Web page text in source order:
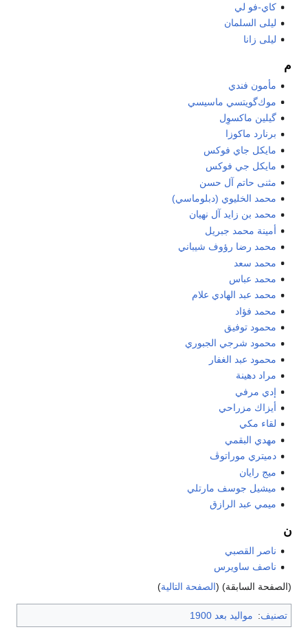
كاي-فو لي
ليلى السلمان
ليلى زانا
م
مأمون فندي
موك‌گويتسي ماسيسي
گيلين ماكسوِل
برنارد ماكوزا
مايكل جاي فوكس
مايكل جي فوكس
مثنى حاتم آل حسن
محمد الخليوي (دبلوماسي)
محمد بن زايد آل نهيان
أمينة محمد جبريل
محمد رضا رؤوف شيباني
محمد سعد
محمد عباس
محمد عبد الهادي علام
محمد فؤاد
محمود توفيق
محمود شرجي الجبوري
محمود عبد الغفار
مراد دهينة
إدي مرفي
أيزاك مزراحي
لقاء مكي
مهدي البقمي
دميتري موراتوڤ
ميج رايان
ميشيل جوسف مارتلي
ميمي عبد الرازق
ن
ناصر القصبي
ناصف ساويرس
(الصفحة السابقة) (الصفحة التالية)
تصنيف: مواليد بعد 1900